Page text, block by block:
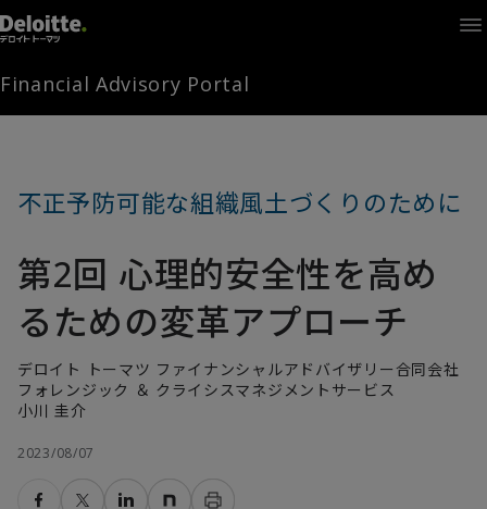
Home
Times
Channel
Library
お問い合わせ
FAMとは
FA Portal
Financial Advisory Portal
不正予防可能な組織風土づくりのために
第2回 心理的安全性を高め
るための変革アプローチ
デロイト トーマツ ファイナンシャルアドバイザリー合同会社
フォレンジック ＆ クライシスマネジメントサービス
小川 圭介
2023/08/07